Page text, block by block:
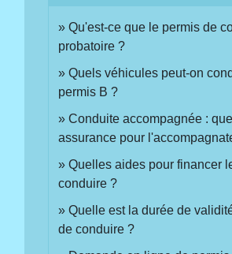
Qu'est-ce que le permis de
probatoire ?
Quels véhicules peut-on
permis B ?
Conduite accompagnée :
assurance pour
Quelles aides pour financer
conduire ?
Quelle est la durée de
de conduire ?